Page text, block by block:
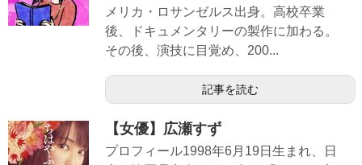
メリカ・ロサンゼルス出身。高校卒業
後、ドキュメンタリーの製作に加わる。
その後、演技に目覚め、200...
記事を読む
【女優】広瀬すず
プロフィール1998年6月19日生まれ、日